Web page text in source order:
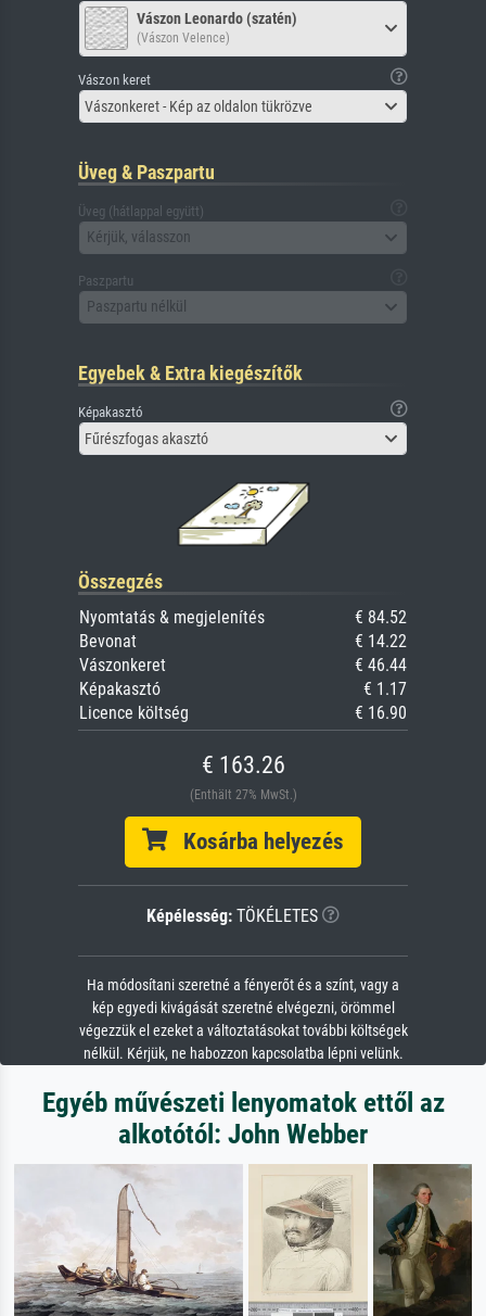
Vászon Leonardo (szatén)
(Vászon Velence)
Vászon keret
Vászonkeret - Kép az oldalon tükrözve
Üveg & Paszpartu
Üveg (hátlappal együtt)
Kérjük, válasszon
Paszpartu
Paszpartu nélkül
Egyebek & Extra kiegészítők
Képakasztó
Fűrészfogas akasztó
Összegzés
Nyomtatás & megjelenítés
€ 84.52
Bevonat
€ 14.22
Vászonkeret
€ 46.44
Képakasztó
€ 1.17
Licence költség
€ 16.90
€ 163.26
(Enthält 27% MwSt.)
Kosárba helyezés
Képélesség: TÖKÉLETES
Ha módosítani szeretné a fényerőt és a színt, vagy a
kép egyedi kivágását szeretné elvégezni, örömmel
végezzük el ezeket a változtatásokat további költségek
nélkül. Kérjük, ne habozzon kapcsolatba lépni velünk.
Egyéb művészeti lenyomatok ettől az
alkotótól: John Webber